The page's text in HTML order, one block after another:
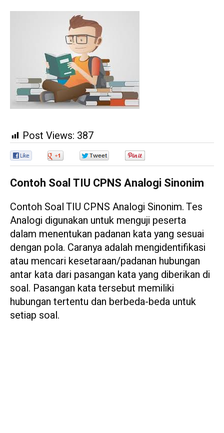
Post Views: 387
Contoh Soal TIU CPNS Analogi Sinonim
Contoh Soal TIU CPNS Analogi Sinonim. Tes
Analogi digunakan untuk menguji peserta
dalam menentukan padanan kata yang sesuai
dengan pola. Caranya adalah mengidentifikasi
atau mencari kesetaraan/padanan hubungan
antar kata dari pasangan kata yang diberikan di
soal. Pasangan kata tersebut memiliki
hubungan tertentu dan berbeda-beda untuk
setiap soal.